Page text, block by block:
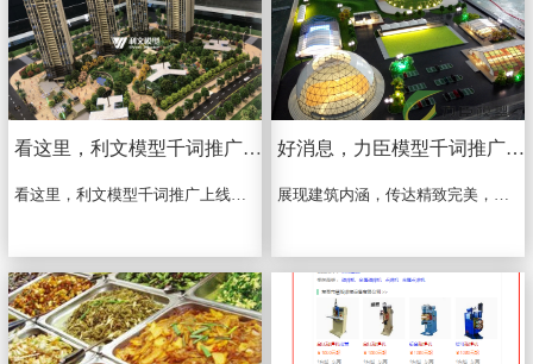
看这里，利文模型千词推广上线啦
看这里，利文模型千词推广上线啦...
好消息，力臣模型千词推广上线啦
展现建筑内涵，传达精致完美，力臣{模型}厂家专业制作{沙盘模型}厂家,咨询力臣{模型}公司,100%还原视觉演绎,价格优质量好!可根据客户需求量身定制方案,欢迎致电咨询详情,在...